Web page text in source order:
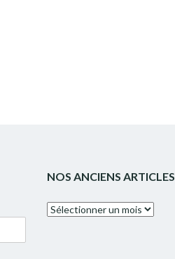
NOS ANCIENS ARTICLES
Nos